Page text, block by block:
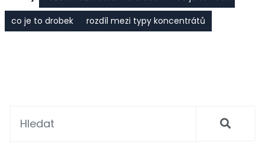
co je to drobek
rozdíl mezi typy koncentrátů